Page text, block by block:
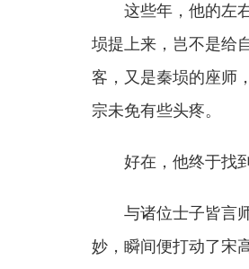
这些年，他的左
埙提上来，岂不是给
客，又是秦埙的座师
宗未免有些头疼。
好在，他终于找
与诸位士子皆言
妙，瞬间便打动了宋